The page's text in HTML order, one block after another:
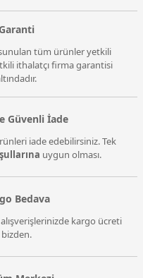
Garanti
tüm ürünler yetkili
ithalatçı firma garantisi
Güvenli İade
iade edebilirsiniz. Tek
uygun olması.
Bedava
kargo ücreti
bizden.